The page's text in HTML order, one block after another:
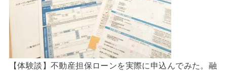
【体験談】不動産担保ローンを実際に申込んでみた。融